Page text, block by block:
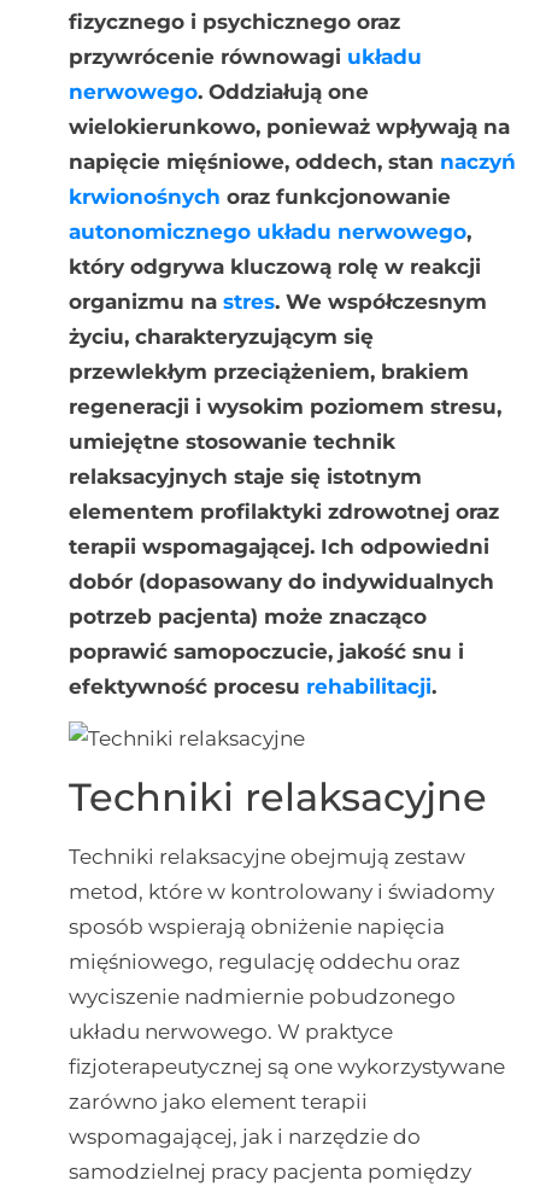
fizycznego i psychicznego oraz
przywrócenie równowagi układu
nerwowego. Oddziałują one
wielokierunkowo, ponieważ wpływają na
napięcie mięśniowe, oddech, stan naczyń
krwionośnych oraz funkcjonowanie
autonomicznego układu nerwowego,
który odgrywa kluczową rolę w reakcji
organizmu na stres. We współczesnym
życiu, charakteryzującym się
przewlekłym przeciążeniem, brakiem
regeneracji i wysokim poziomem stresu,
umiejętne stosowanie technik
relaksacyjnych staje się istotnym
elementem profilaktyki zdrowotnej oraz
terapii wspomagającej. Ich odpowiedni
dobór (dopasowany do indywidualnych
potrzeb pacjenta) może znacząco
poprawić samopoczucie, jakość snu i
efektywność procesu rehabilitacji.
Techniki relaksacyjne
Techniki relaksacyjne obejmują zestaw
metod, które w kontrolowany i świadomy
sposób wspierają obniżenie napięcia
mięśniowego, regulację oddechu oraz
wyciszenie nadmiernie pobudzonego
układu nerwowego. W praktyce
fizjoterapeutycznej są one wykorzystywane
zarówno jako element terapii
wspomagającej, jak i narzędzie do
samodzielnej pracy pacjenta pomiędzy